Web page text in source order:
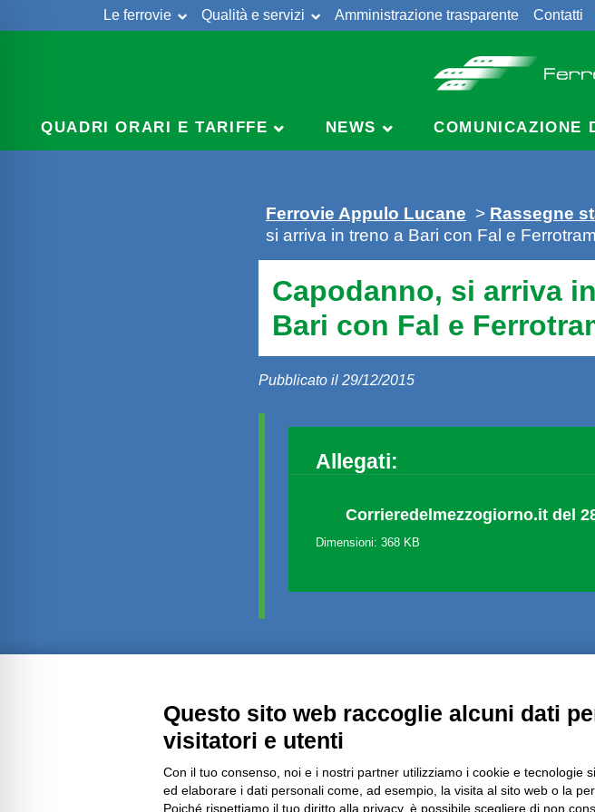
Le ferrovie Qualità e servizi Amministrazione trasparente Contatti
QUADRI ORARI E TARIFFE NEWS COMUNICAZIONE
Ferrovie Appulo Lucane > Rassegne
si arriva in treno a Bari con Fal e
Capodanno, si arriva
Bari con Fal e
Pubblicato il 29/12/2015
Allegati:
Corrieredelmezzogiorno.it del
Dimensioni: 368 KB
Amministrazione trasparente Note Legali Privacy
Azienda
Questo sito web raccoglie alcuni dati
visitatori e utenti
Con il tuo consenso, noi e i nostri partner utilizziamo i cookie e tecnologie
ed elaborare i dati personali come, ad esempio, la visita al sito web o la
Poiché rispettiamo il tuo diritto alla privacy, è possibile scegliere di non